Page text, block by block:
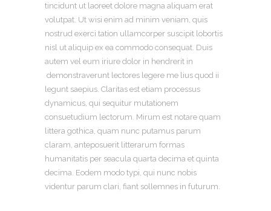
tincidunt ut laoreet dolore magna aliquam erat
volutpat. Ut wisi enim ad minim veniam, quis
nostrud exerci tation ullamcorper suscipit lobortis
nisl ut aliquip ex ea commodo consequat. Duis
autem vel eum iriure dolor in hendrerit in
demonstraverunt lectores legere me lius quod ii
legunt saepius. Claritas est etiam processus
dynamicus, qui sequitur mutationem
consuetudium lectorum. Mirum est notare quam
littera gothica, quam nunc putamus parum
claram, anteposuerit litterarum formas
humanitatis per seacula quarta decima et quinta
decima. Eodem modo typi, qui nunc nobis
videntur parum clari, fiant sollemnes in futurum.